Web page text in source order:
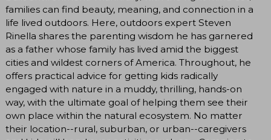
families can find beauty, meaning, and connection in a
life lived outdoors. Here, outdoors expert Steven
Rinella shares the parenting wisdom he has garnered
as a father whose family has lived amid the biggest
cities and wildest corners of America. Throughout, he
offers practical advice for getting kids radically
engaged with nature in a muddy, thrilling, hands-on
way, with the ultimate goal of helping them see their
own place within the natural ecosystem. No matter
their location--rural, suburban, or urban--caregivers